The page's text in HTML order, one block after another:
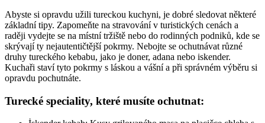
Abyste si opravdu užili tureckou kuchyni, je dobré sledovat některé
základní tipy. Zapomeňte na stravování v turistických cenách a
raději vydejte se na místní tržiště nebo do rodinných podniků, kde se
skrývají ty nejautentičtější pokrmy. Nebojte se ochutnávat různé
druhy tureckého kebabu, jako je doner, adana nebo iskender.
Kuchaři staví tyto pokrmy s láskou a vášní a při správném výběru si
opravdu pochutnáte.
Turecké speciality, které musíte ochutnat: